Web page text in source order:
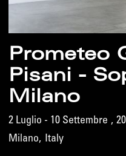
Prometeo
Pisani -
Milano
2 Luglio - 10 Settembre ,
Milano, Italy